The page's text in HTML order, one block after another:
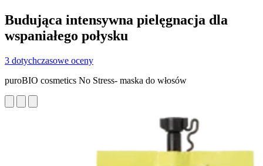
Budująca intensywna pielęgnacja dla
wspaniałego połysku
3 dotychczasowe oceny
puroBIO cosmetics No Stress- maska do włosów